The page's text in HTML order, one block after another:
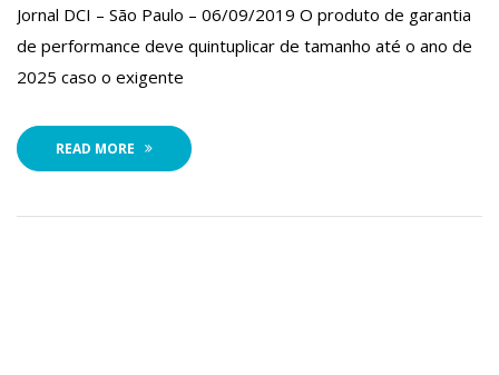
Jornal DCI – São Paulo – 06/09/2019 O produto de garantia
de performance deve quintuplicar de tamanho até o ano de
2025 caso o exigente
READ MORE